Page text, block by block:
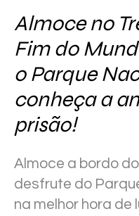
Almoce no
Fim do
o Parque
conheça a
prisão!
Almoce a bordo
desfrute do
na melhor hora de